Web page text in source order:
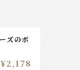
¥2,178